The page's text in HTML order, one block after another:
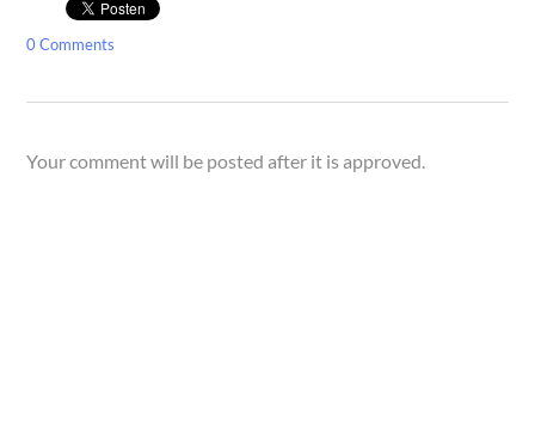
0 Comments
Your comment will be posted after it is approved.